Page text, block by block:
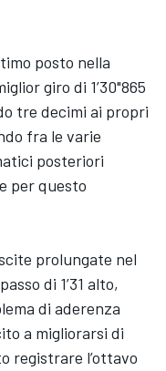
posto nella
giro di 1’30"865
tre decimi ai propri
fra le varie
posteriori
per questo
prolungate nel
di 1’31 alto,
di aderenza
a migliorarsi di
registrare l’ottavo